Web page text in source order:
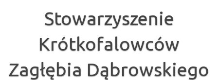
Stowarzyszenie
Krótkofalowców
Zagłębia Dąbrowskiego